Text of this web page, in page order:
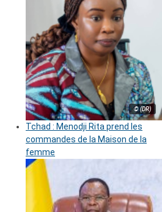
© (DR)
Tchad : Menodji Rita prend les
commandes de la Maison de la
femme